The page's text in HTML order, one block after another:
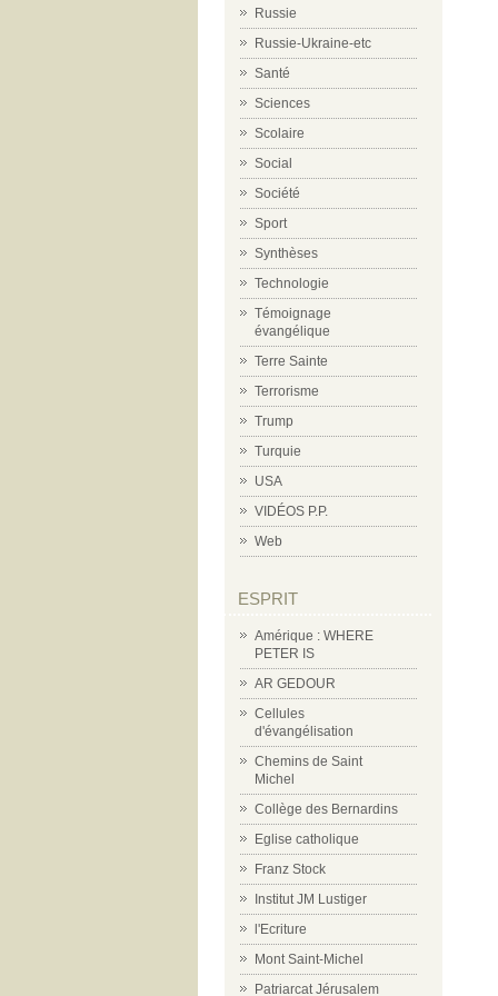
Russie
Russie-Ukraine-etc
Santé
Sciences
Scolaire
Social
Société
Sport
Synthèses
Technologie
Témoignage
évangélique
Terre Sainte
Terrorisme
Trump
Turquie
USA
VIDÉOS P.P.
Web
ESPRIT
Amérique : WHERE
PETER IS
AR GEDOUR
Cellules
d'évangélisation
Chemins de Saint
Michel
Collège des Bernardins
Eglise catholique
Franz Stock
Institut JM Lustiger
l'Ecriture
Mont Saint-Michel
Patriarcat Jérusalem